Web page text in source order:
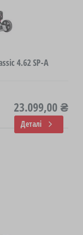
4.62 SP-A
23.099,00 ₴
Деталі